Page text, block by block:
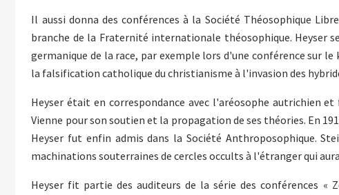
Il aussi donna des conférences à la Société Théosophique
branche de la Fraternité internationale théosophique. Heyser
germanique de la race, par exemple lors d'une conférence sur
la falsification catholique du christianisme à l'invasion des
Heyser était en correspondance avec l'aréosophe autrichien
Vienne pour son soutien et la propagation de ses théories. En
Heyser fut enfin admis dans la Société Anthroposophique.
machinations souterraines de cercles occults à l'étranger qui
Heyser fit partie des auditeurs de la série des conférences «